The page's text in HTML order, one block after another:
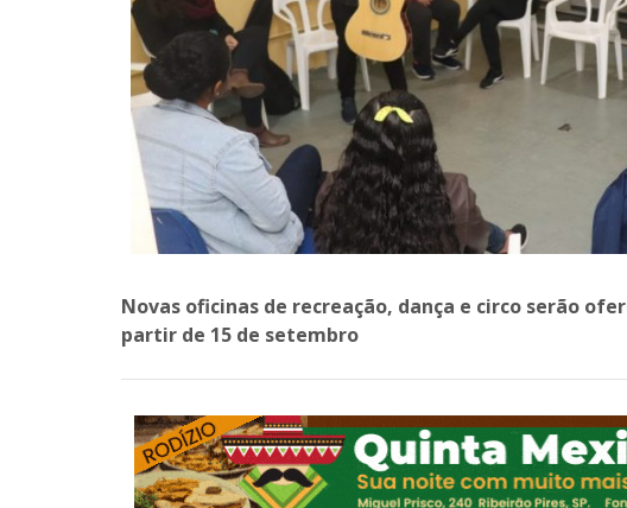
Novas oficinas de recreação, dança e circo serão
partir de 15 de setembro